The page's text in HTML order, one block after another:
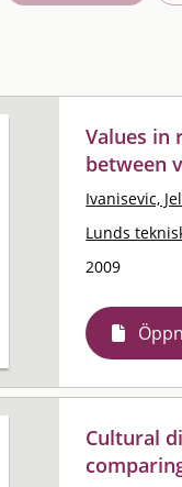
Values in
between
Ivanisevic,
Lunds
2009
Cultural